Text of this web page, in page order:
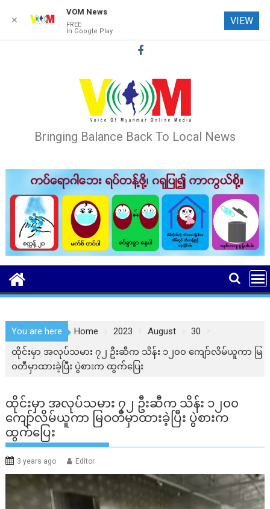
Bringing Balance Back To Local News
You are here Home 2023 August
30
ထိုင်းမှာ အလုပ်သမား ၇၂ ဦးဆီက သိန်း ၁၂၀၀ ကျော်လိမ်ယူကာ မြ
ဝတီမှာထားခဲ့ပြီး ပွဲစားက ထွက်ပြေး
ထိုင်းမှာ အလုပ်သမား ၇၂ ဦးဆီက သိန်း ၁၂၀၀
ကျော်လိမ်ယူကာ မြဝတီမှာထားခဲ့ပြီး ပွဲစားက
ထွက်ပြေး
3 years ago Editor
✕
VOM News
FREE
In Google Play
VIEW